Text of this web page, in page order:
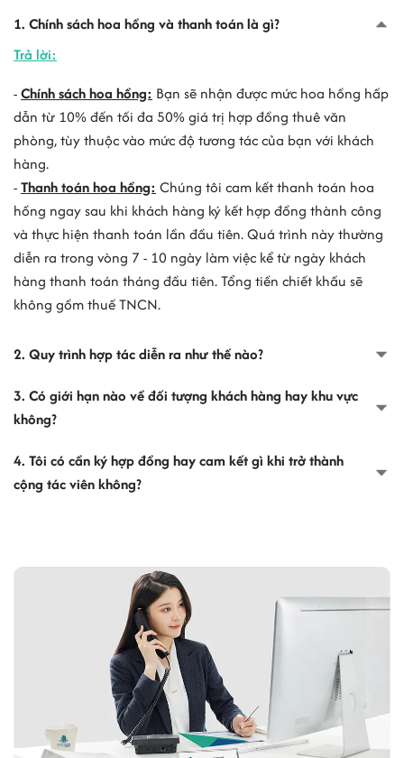
1. Chính sách hoa hồng và thanh toán là gì?
Trả lời:
-Chính sách hoa hồng: Bạn sẽ nhận được mức hoa hồng hấp
dẫn từ 10% đến tối đa 50% giá trị hợp đồng thuê văn
phòng, tùy thuộc vào mức độ tương tác của bạn với khách
hàng.
-Thanh toán hoa hồng: Chúng tôi cam kết thanh toán hoa
hồng ngay sau khi khách hàng ký kết hợp đồng thành công
và thực hiện thanh toán lần đầu tiên. Quá trình này thường
diễn ra trong vòng 7 - 10 ngày làm việc kể từ ngày khách
hàng thanh toán tháng đầu tiên. Tổng tiền chiết khấu sẽ
không gồm thuế TNCN.
2. Quy trình hợp tác diễn ra như thế nào?
3. Có giới hạn nào về đối tượng khách hàng hay khu vực
không?
4. Tôi có cần ký hợp đồng hay cam kết gì khi trở thành
cộng tác viên không?